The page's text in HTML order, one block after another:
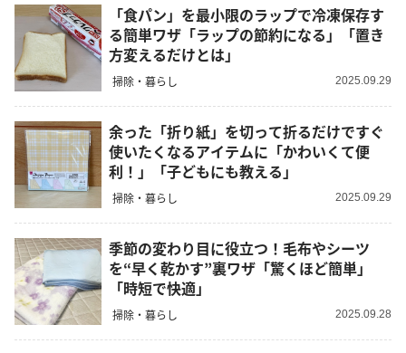
「食パン」を最小限のラップで冷凍保存す
る簡単ワザ「ラップの節約になる」「置き
方変えるだけとは」
掃除・暮らし 2025.09.29
余った「折り紙」を切って折るだけですぐ
使いたくなるアイテムに「かわいくて便
利！」「子どもにも教える」
掃除・暮らし 2025.09.29
季節の変わり目に役立つ！毛布やシーツ
を“早く乾かす”裏ワザ「驚くほど簡単」
「時短で快適」
掃除・暮らし 2025.09.28